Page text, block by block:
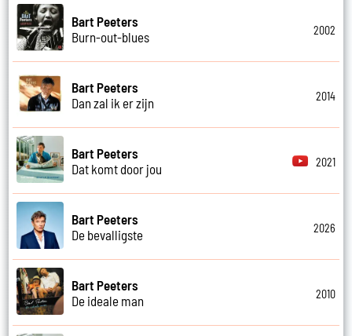
Bart Peeters
Burn-out-blues
2002
Bart Peeters
Dan zal ik er zijn
2014
Bart Peeters
Dat komt door jou
2021
Bart Peeters
De bevalligste
2026
Bart Peeters
De ideale man
2010